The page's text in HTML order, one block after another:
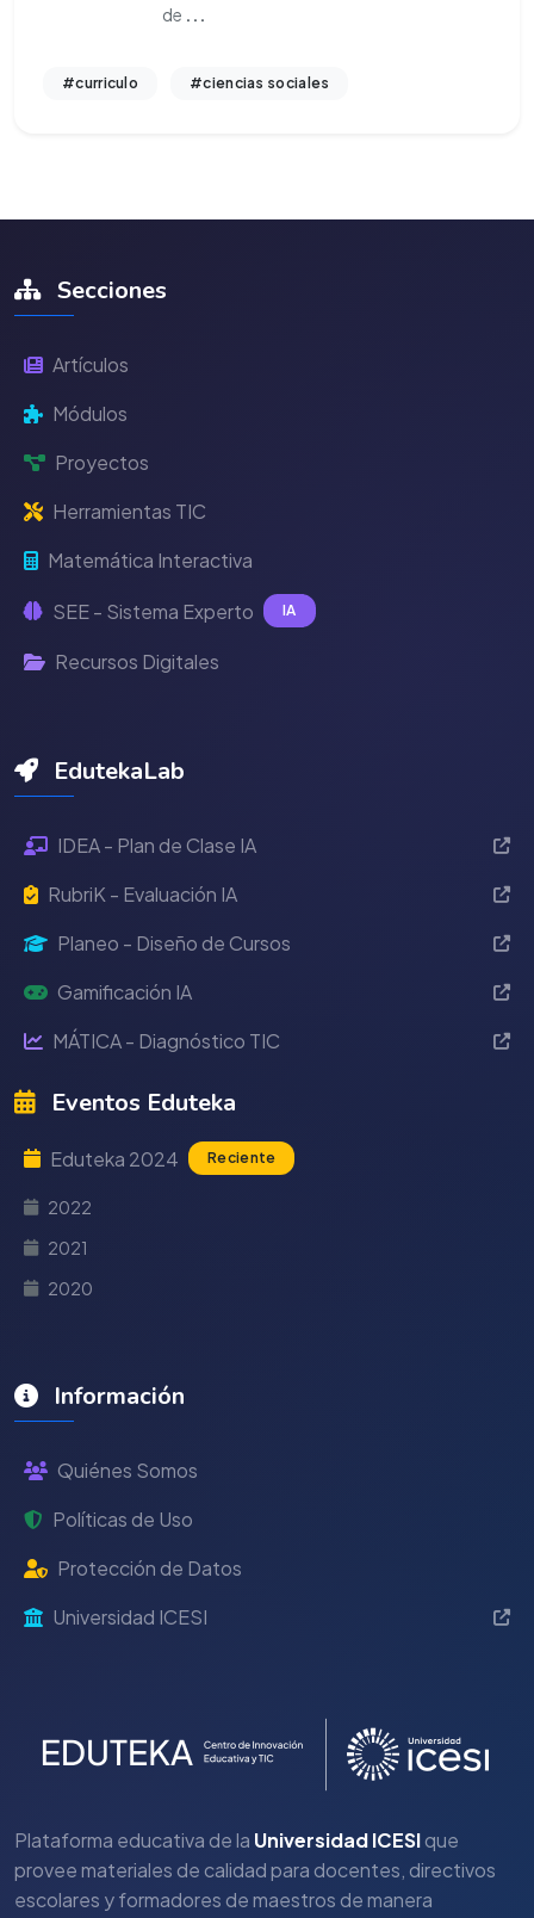
de ...
#curriculo #ciencias sociales
Secciones
Artículos
Módulos
Proyectos
Herramientas TIC
Matemática Interactiva
SEE - Sistema Experto IA
Recursos Digitales
EdutekaLab
IDEA - Plan de Clase IA
RubriK - Evaluación IA
Planeo - Diseño de Cursos
Gamificación IA
MÁTICA - Diagnóstico TIC
Eventos Eduteka
Eduteka 2024 Reciente
2022
2021
2020
Información
Quiénes Somos
Políticas de Uso
Protección de Datos
Universidad ICESI
Plataforma educativa de la Universidad ICESIque
provee materiales de calidad para docentes, directivos
escolares y formadores de maestros de manera